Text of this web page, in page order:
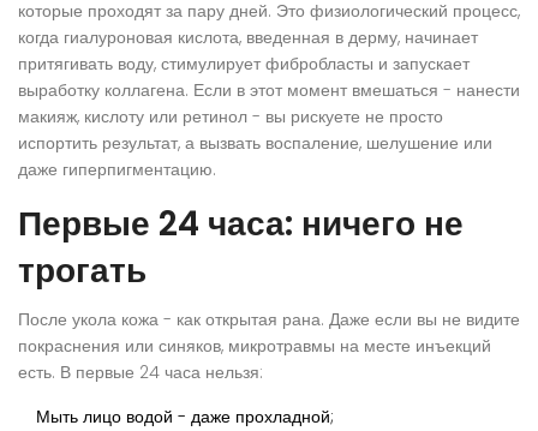
которые проходят за пару дней. Это физиологический процесс,
когда гиалуроновая кислота, введенная в дерму, начинает
притягивать воду, стимулирует фибробласты и запускает
выработку коллагена. Если в этот момент вмешаться - нанести
макияж, кислоту или ретинол - вы рискуете не просто
испортить результат, а вызвать воспаление, шелушение или
даже гиперпигментацию.
Первые 24 часа: ничего не
трогать
После укола кожа - как открытая рана. Даже если вы не видите
покраснения или синяков, микротравмы на месте инъекций
есть. В первые 24 часа нельзя:
Мыть лицо водой - даже прохладной;